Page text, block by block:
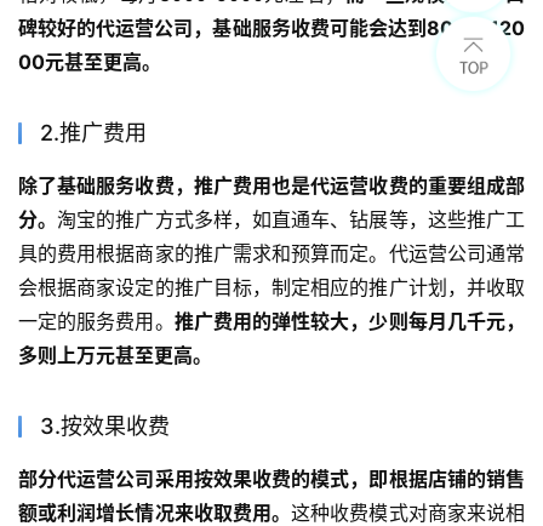
碑较好的代运营公司，基础服务收费可能会达到8000-120
00元甚至更高。
2.推广费用
除了基础服务收费，推广费用也是代运营收费的重要组成部
分。淘宝的推广方式多样，如直通车、钻展等，这些推广工
具的费用根据商家的推广需求和预算而定。代运营公司通常
会根据商家设定的推广目标，制定相应的推广计划，并收取
一定的服务费用。 推广费用的弹性较大，少则每月几千元，
多则上万元甚至更高。
3.按效果收费
部分代运营公司采用按效果收费的模式，即根据店铺的销售
额或利润增长情况来收取费用。这种收费模式对商家来说相